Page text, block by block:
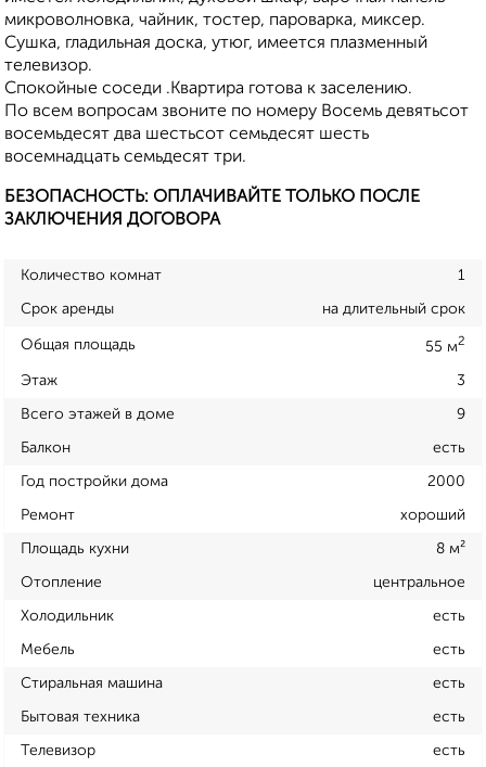
микроволновка, чайник, тостер, пароварка, миксер.
Сушка, гладильная доска, утюг, имеется плазменный
телевизор.
Спокойные соседи .Квартира готова к заселению.
По всем вопросам звоните по номеру Восемь девятьсот
восемьдесят два шестьсот семьдесят шесть
восемнадцать семьдесят три.
БЕЗОПАСНОСТЬ: ОПЛАЧИВАЙТЕ ТОЛЬКО ПОСЛЕ
ЗАКЛЮЧЕНИЯ ДОГОВОРА
Количество комнат 1
Срок аренды на длительный срок
Общая площадь 55 м2
Этаж 3
Всего этажей в доме 9
Балкон есть
Год постройки дома 2000
Ремонт хороший
Площадь кухни 8 м²
Отопление центральное
Холодильник есть
Мебель есть
Стиральная машина есть
Бытовая техника есть
Телевизор есть